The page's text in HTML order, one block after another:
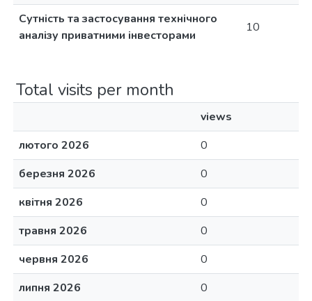
Сутність та застосування технічного
аналізу приватними інвесторами
10
Total visits per month
views
лютого 2026
0
березня 2026
0
квітня 2026
0
травня 2026
0
червня 2026
0
липня 2026
0